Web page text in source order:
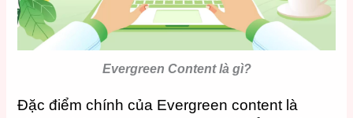
Evergreen Content là gì?
Đặc điểm chính của Evergreen content là